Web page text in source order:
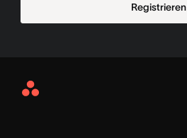
Registrieren
Asana